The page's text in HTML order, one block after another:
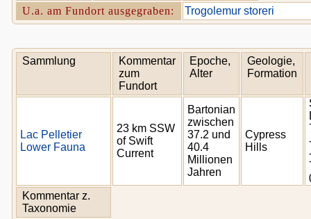
U.a. am Fundort ausgegraben:
Trogolemur storeri
Sammlung
Kommentar
zum
Fundort
Epoche,
Alter
Geologie,
Formation
Lac Pelletier
Lower Fauna
23 km SSW
of Swift
Current
Bartonian
zwischen
37.2 und
40.4
Millionen
Jahren
Cypress
Hills
Kommentar z.
Taxonomie